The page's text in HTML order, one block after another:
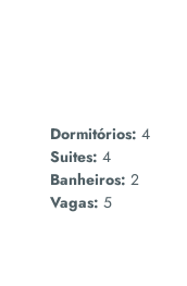
Dormitórios: 4
Suites: 4
Banheiros: 2
Vagas: 5